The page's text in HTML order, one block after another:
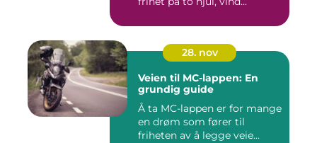
28. nov
Veien til MC-lappen: En
grundig guide
Å ta MC-lappen er for mange
en drøm som fører til
friheten av å legge veie...